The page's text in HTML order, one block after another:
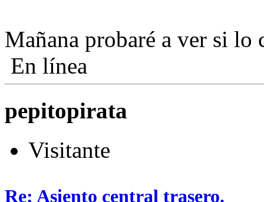
Mañana probaré a ver si lo
En línea
pepitopirata
Visitante
Re: Asiento central trasero.